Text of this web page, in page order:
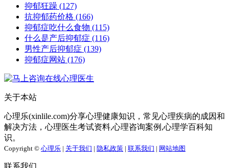
抑郁狂躁 (127)
抗抑郁药价格 (166)
抑郁症吃什么食物 (115)
什么是产后抑郁症 (116)
男性产后抑郁症 (139)
抑郁症网站 (176)
关于本站
心理乐(xinlile.com)分享心理健康知识，常见心理疾病的成因和
解决方法，心理医生考试资料,心理咨询案例,心理学百科知
识。
Copyright © 心理乐 | 关于我们 | 隐私政策 | 联系我们 | 网站地图
联系我们